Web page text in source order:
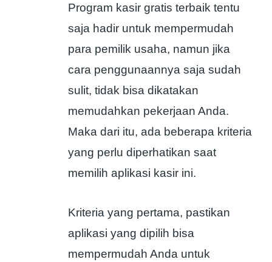
Program kasir gratis terbaik tentu
saja hadir untuk mempermudah
para pemilik usaha, namun jika
cara penggunaannya saja sudah
sulit, tidak bisa dikatakan
memudahkan pekerjaan Anda.
Maka dari itu, ada beberapa kriteria
yang perlu diperhatikan saat
memilih aplikasi kasir ini.
Kriteria yang pertama, pastikan
aplikasi yang dipilih bisa
mempermudah Anda untuk